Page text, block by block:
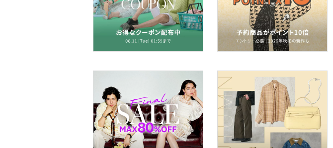
帽子
ヘアアクセサリー
着物・浴衣・和装小物
スキンケア